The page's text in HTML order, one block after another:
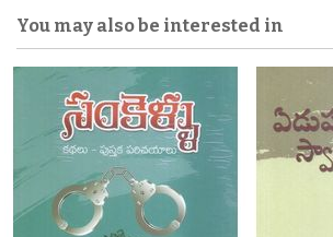
You may also be interested in